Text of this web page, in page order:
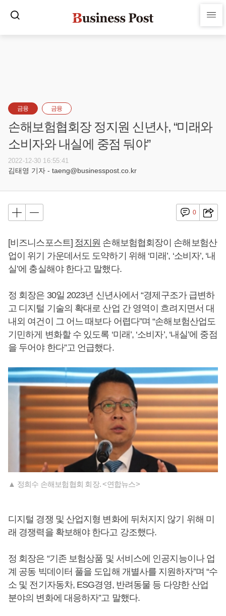
금융 금융
손해보험협회장 정지원 신년사, “미래와
소비자와 내실에 중점 둬야”
2022-12-30 16:55:41
김태영 기자 - taeng@businesspost.co.kr
0
[비즈니스포스트] 정지원 손해보험협회장이 손해보험산
업이 위기 가운데서도 도약하기 위해 ‘미래’, ‘소비자’, ‘내
실’에 충실해야 한다고 말했다.
정 회장은 30일 2023년 신년사에서 “경제구조가 급변하
고 디지털 기술의 확대로 산업 간 영역이 흐려지면서 대
내외 여건이 그 어느 때보다 어렵다”며 “손해보험산업도
기민하게 변화할 수 있도록 ‘미래’, ‘소비자’, ‘내실’에 중점
을 두어야 한다”고 언급했다.
▲ 정희수 손해보험협회 회장. <연합뉴스>
디지털 경쟁 및 산업지형 변화에 뒤처지지 않기 위해 미
래 경쟁력을 확보해야 한다고 강조했다.
정 회장은 “기존 보험상품 및 서비스에 인공지능이나 업
계 공동 빅데이터 풀을 도입해 개별사를 지원하자”며 “수
소 및 전기자동차, ESG경영, 반려동물 등 다양한 산업
분야의 변화에 대응하자”고 말했다.